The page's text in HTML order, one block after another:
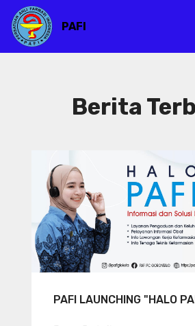
PAFI
Berita
PAFI LAUNCHING "HALO